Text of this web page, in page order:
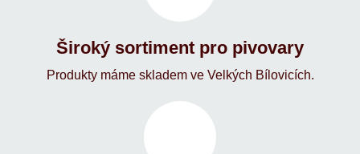
Široký sortiment pro pivovary
Produkty máme skladem ve Velkých Bílovicích.